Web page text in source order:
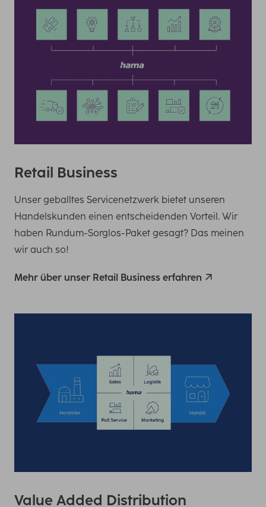
Retail Business
Unser geballtes Servicenetzwerk bietet unseren
Handelskunden einen entscheidenden Vorteil. Wir
haben Rundum-Sorglos-Paket gesagt? Das meinen
wir auch so!
Mehr über unser Retail Business erfahren
Value Added Distribution